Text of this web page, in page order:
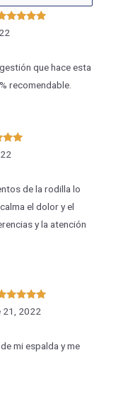
que hace esta
recomendable.
5
de la rodilla lo
el dolor y el
y la atención
5de 5
21, 2022
mi espalda y me